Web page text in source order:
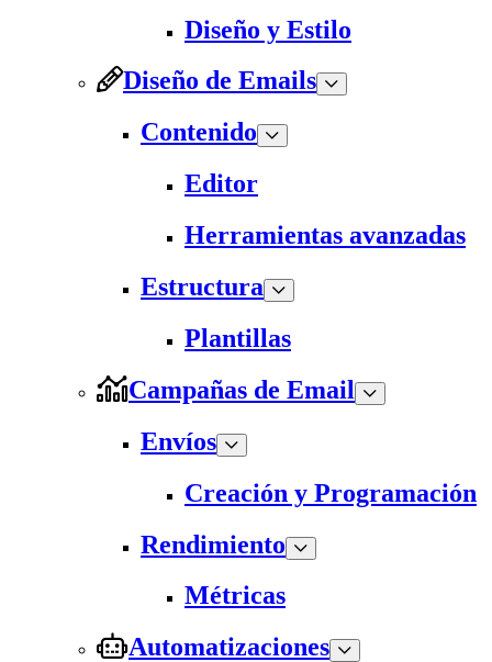
Diseño y Estilo
Diseño de Emails
Contenido
Editor
Herramientas avanzadas
Estructura
Plantillas
Campañas de Email
Envíos
Creación y Programación
Rendimiento
Métricas
Automatizaciones